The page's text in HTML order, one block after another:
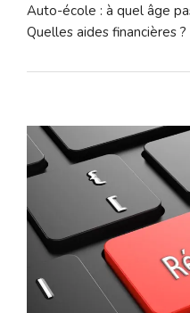
Auto-école : à quel âge
Quelles aides financières ?